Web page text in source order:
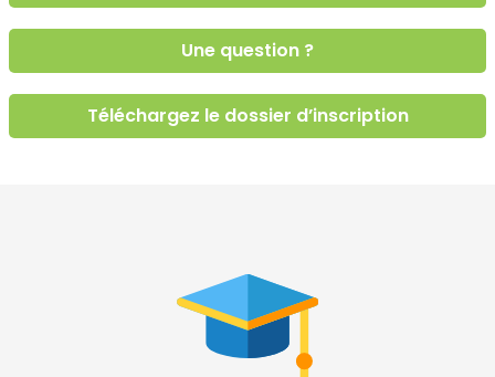
Une question ?
Téléchargez le dossier d’inscription